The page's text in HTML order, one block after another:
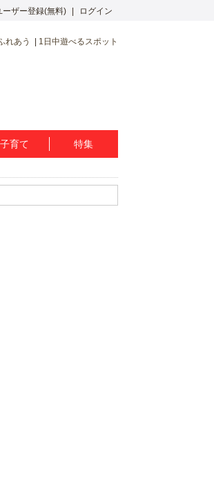
ーザー登録(無料) ログイン
れあう 1日中遊べるスポット
子育て 特集